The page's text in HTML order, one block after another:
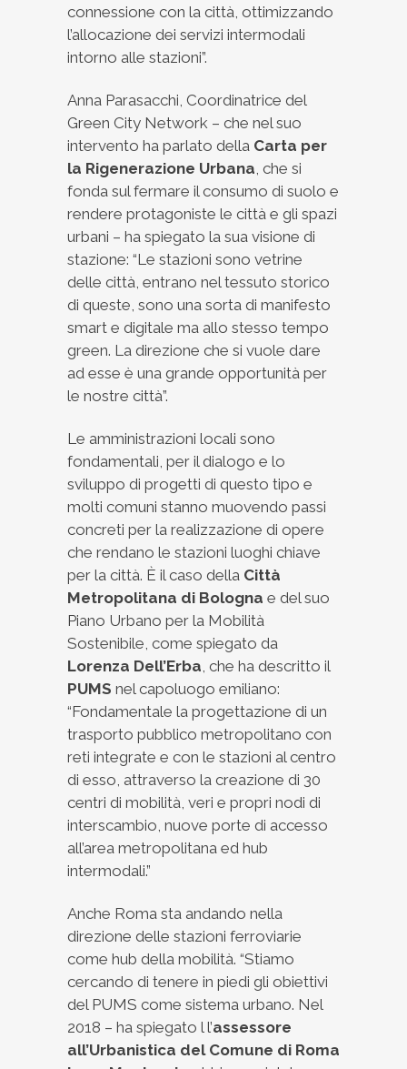
connessione con la città, ottimizzando
l’allocazione dei servizi intermodali
intorno alle stazioni”.
Anna Parasacchi, Coordinatrice del
Green City Network – che nel suo
intervento ha parlato della Carta per
la Rigenerazione Urbana, che si
fonda sul fermare il consumo di suolo e
rendere protagoniste le città e gli spazi
urbani – ha spiegato la sua visione di
stazione: “Le stazioni sono vetrine
delle città, entrano nel tessuto storico
di queste, sono una sorta di manifesto
smart e digitale ma allo stesso tempo
green. La direzione che si vuole dare
ad esse è una grande opportunità per
le nostre città”.
Le amministrazioni locali sono
fondamentali, per il dialogo e lo
sviluppo di progetti di questo tipo e
molti comuni stanno muovendo passi
concreti per la realizzazione di opere
che rendano le stazioni luoghi chiave
per la città. È il caso della Città
Metropolitana di Bologna e del suo
Piano Urbano per la Mobilità
Sostenibile, come spiegato da
Lorenza Dell’Erba, che ha descritto il
PUMS nel capoluogo emiliano:
“Fondamentale la progettazione di un
trasporto pubblico metropolitano con
reti integrate e con le stazioni al centro
di esso, attraverso la creazione di 30
centri di mobilità, veri e propri nodi di
interscambio, nuove porte di accesso
all’area metropolitana ed hub
intermodali.”
Anche Roma sta andando nella
direzione delle stazioni ferroviarie
come hub della mobilità. “Stiamo
cercando di tenere in piedi gli obiettivi
del PUMS come sistema urbano. Nel
2018 – ha spiegato l l’assessore
all’Urbanistica del Comune di Roma